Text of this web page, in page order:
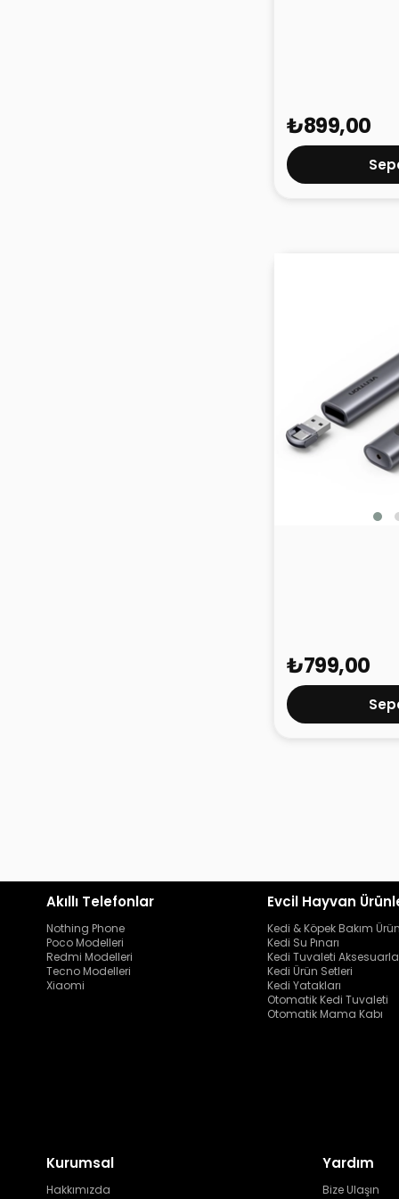
₺899,00
₺799,00
Akıllı Telefonlar
Nothing Phone
Poco Modelleri
Redmi Modelleri
Tecno Modelleri
Xiaomi
Evcil Hayvan
Kedi & Köpek Bakım
Kedi Su Pınarı
Kedi Tuvaleti
Kedi Ürün Setleri
Kedi Yatakları
Otomatik Kedi Tuvaleti
Otomatik Mama Kabı
Kurumsal
Hakkımızda
Yardım
Bize Ulaşın